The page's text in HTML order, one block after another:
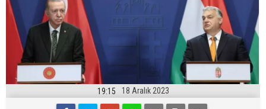
19:15 18 Aralık 2023